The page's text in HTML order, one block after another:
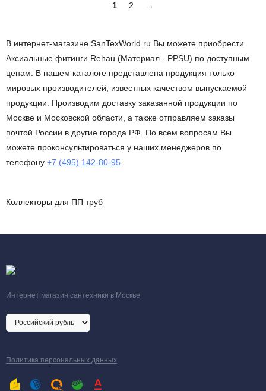
1 2 →
В интернет-магазине SanTexWorld.ru Вы можете приобрести
Аксиальные фитинги Rehau (Материал - PPSU) по доступным
ценам. В нашем каталоге представлена продукция только
мировых производителей, известных качеством выпускаемой
продукции. Производим доставку заказанной продукции по
Москве и Московской области, а также отправляем заказы
почтой России в другие города РФ. По всем вопросам Вы
можете проконсультироваться у наших менеджеров по
телефону +7 (495) 142-80-95
Коллекторы для ПП труб
Интернет магазин сантехники в Москве
Политика персональных данных